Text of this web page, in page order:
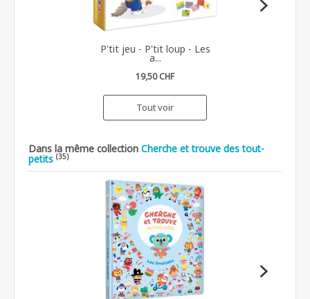
P'tit jeu - P'tit loup - Les
a...
19,50 CHF
Tout voir
Dans la même collection Cherche et trouve des tout-
petits (35)